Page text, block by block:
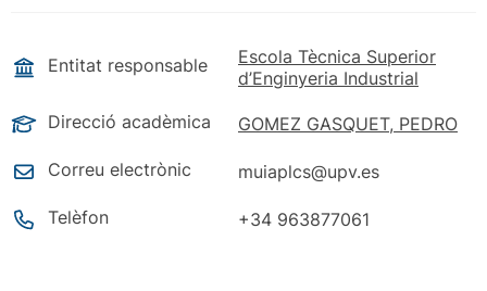
Entitat responsable
Escola Tècnica Superior
d’Enginyeria Industrial
Direcció acadèmica GOMEZ GASQUET, PEDRO
Correu electrònic muiaplcs@upv.es
Telèfon +34 963877061